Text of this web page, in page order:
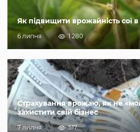
Як підвищити врожайність сої в
6 липня 1 280
Страхування врожаю, як не
захистити свій бізнес
7 липня 517